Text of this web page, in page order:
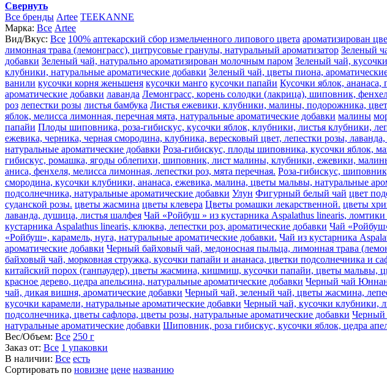
Свернуть
Все бренды Artee TEEKANNE
Марка: Все Artee
Вид/Вкус: Все 100% аптекарский сбор измельченного липового цвета ароматизирован
лимонная трава (лемонграсс), цитрусовые гранулы, натуральный ароматизатор Зеленый
добавки Зеленый чай, натурально ароматизирован молочным паром Зеленый чай,
клубники, натуральные ароматические добавки Зеленый чай, цветы пиона,
ванили кусочки корня женьшеня кусочки манго кусочки папайи Кусочки яблок,
ароматические добавки лаванда Лемонграсс, корень солодки (лакрица), шиповник,
роз лепестки розы листья бамбука Листья ежевики, клубники, малины, подорожника,
яблок, мелисса лимонная, перечная мята, натуральные ароматические добавки малины
папайи Плоды шиповника, роза-гибискус, кусочки яблок, клубники, листья клубники,
ежевика, черника, черная смородина, клубника, вересковый цвет, лепестки розы,
натуральные ароматические добавки Роза-гибискус, плоды шиповника, кусочки яблок,
гибискус, ромашка, ягоды облепихи, шиповник, лист малины, клубники, ежевики,
аниса, фенхеля, мелисса лимонная, лепестки роз, мята перечная. Роза-гибискус,
смородина, кусочки клубники, ананаса, ежевика, малина, цветы мальвы, натуральные
подсолнечника, натуральные ароматические добавки Улун Фигурный белый чай цвет
суданской розы. цветы жасмина цветы клевера Цветы ромашки лекарственной. цветы
лаванда, душица, листья шалфея Чай «Ройбуш » из кустарника Aspalathus linearis,
кустарника Aspalathus linearis, клюква, лепестки роз, ароматические добавки Чай
«Ройбуш», карамель, нуга, натуральные ароматические добавки. Чай из кустарника
ароматические добавки Черный байховый чай, медоносная пыльца, лимонная трава
байховый чай, морковная стружка, кусочки папайи и ананаса, цветки подсолнечника и
китайский порох (ганпаудер), цветы жасмина, кишмиш, кусочки папайи, цветы мальвы,
красное дерево, цедра апельсина, натуральные ароматические добавки Черный чай
чай, дикая вишня, ароматические добавки Черный чай, зеленый чай, цветы жасмина,
кусочки карамели, натуральные ароматические добавки Черный чай, кусочки клубники,
подсолнечника, цветы сафлора, цветы розы, натуральные ароматические добавки Черный
натуральные ароматические добавки Шиповник, роза гибискус, кусочки яблок, цедра
Вес/Объем: Все 250 г
Заказ от: Все 1 упаковки
В наличии: Все есть
Сортировать по новизне цене названию